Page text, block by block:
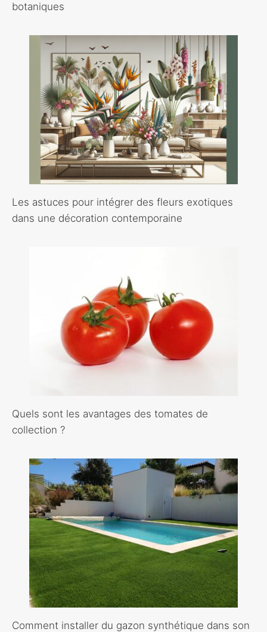
botaniques
Les astuces pour intégrer des fleurs exotiques
dans une décoration contemporaine
Quels sont les avantages des tomates de
collection ?
Comment installer du gazon synthétique dans son